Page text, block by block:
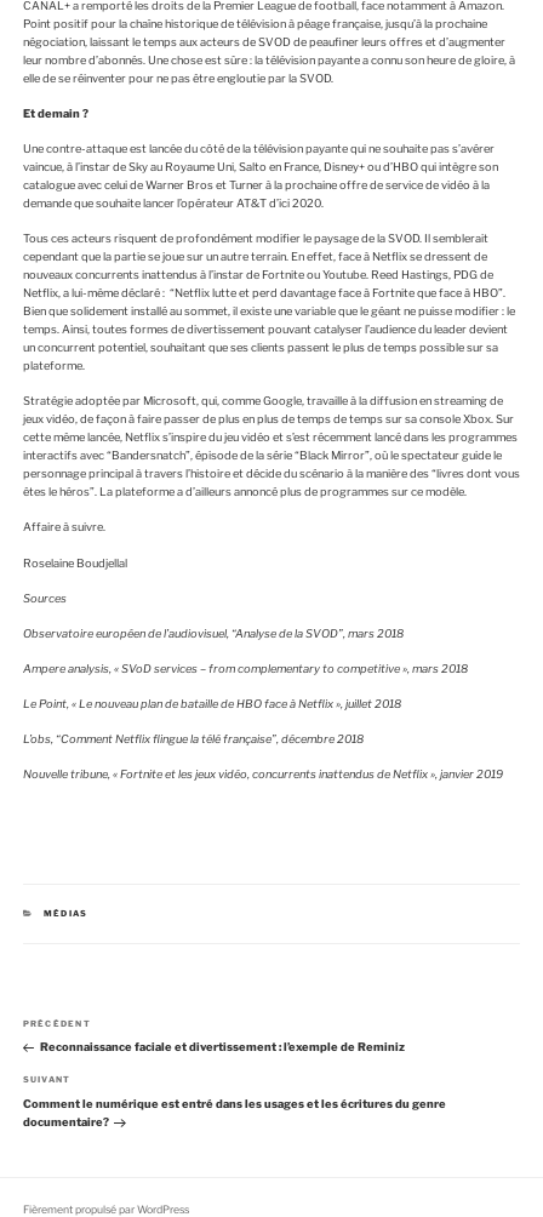
CANAL+ a remporté les droits de la Premier League de football, face notamment à Amazon.
Point positif pour la chaîne historique de télévision à péage française, jusqu’à la prochaine
négociation, laissant le temps aux acteurs de SVOD de peaufiner leurs offres et d’augmenter
leur nombre d’abonnés. Une chose est sûre : la télévision payante a connu son heure de gloire, à
elle de se réinventer pour ne pas être engloutie par la SVOD.
Et demain ?
Une contre-attaque est lancée du côté de la télévision payante qui ne souhaite pas s’avérer
vaincue, à l’instar de Sky au Royaume Uni, Salto en France, Disney+ ou d’HBO qui intègre son
catalogue avec celui de Warner Bros et Turner à la prochaine offre de service de vidéo à la
demande que souhaite lancer l’opérateur AT&T d’ici 2020.
Tous ces acteurs risquent de profondément modifier le paysage de la SVOD. Il semblerait
cependant que la partie se joue sur un autre terrain. En effet, face à Netflix se dressent de
nouveaux concurrents inattendus à l’instar de Fortnite ou Youtube. Reed Hastings, PDG de
Netflix, a lui-même déclaré : “Netflix lutte et perd davantage face à Fortnite que face à HBO”.
Bien que solidement installé au sommet, il existe une variable que le géant ne puisse modifier : le
temps. Ainsi, toutes formes de divertissement pouvant catalyser l’audience du leader devient
un concurrent potentiel, souhaitant que ses clients passent le plus de temps possible sur sa
plateforme.
Stratégie adoptée par Microsoft, qui, comme Google, travaille à la diffusion en streaming de
jeux vidéo, de façon à faire passer de plus en plus de temps de temps sur sa console Xbox. Sur
cette même lancée, Netflix s’inspire du jeu vidéo et s’est récemment lancé dans les programmes
interactifs avec “Bandersnatch”, épisode de la série “Black Mirror”, où le spectateur guide le
personnage principal à travers l’histoire et décide du scénario à la manière des “livres dont vous
êtes le héros”. La plateforme a d’ailleurs annoncé plus de programmes sur ce modèle.
Affaire à suivre.
Roselaine Boudjellal
Sources
Observatoire européen de l’audiovisuel, “Analyse de la SVOD”, mars 2018
Ampere analysis, « SVoD services – from complementary to competitive », mars 2018
Le Point, « Le nouveau plan de bataille de HBO face à Netflix », juillet 2018
L’obs, “Comment Netflix flingue la télé française”, décembre 2018
Nouvelle tribune, « Fortnite et les jeux vidéo, concurrents inattendus de Netflix », janvier 2019
C
E
MÉDIAS
v
i
g
a
A
r
i
c
c
PRÉCÉDENT
Reconnaissance faciale et divertissement : l’exemple de Reminiz
A
r
t
s
SUIVANT
Comment le numérique est entré dans les usages et les écritures du genre
documentaire?
Fièrement propulsé par WordPress